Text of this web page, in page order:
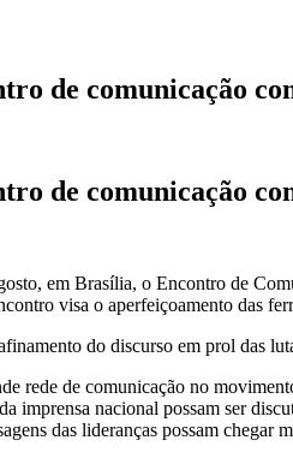
de comunicação
de comunicação
em Brasília, o Encontro de
visa o aperfeiçoamento das
do discurso em prol das
rede de comunicação no
imprensa nacional possam ser
das lideranças possam